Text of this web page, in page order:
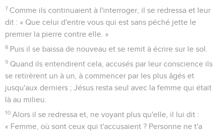
7 Comme ils continuaient à l'interroger, il se redressa et leur
dit : « Que celui d'entre vous qui est sans péché jette le
premier la pierre contre elle. »
8 Puis il se baissa de nouveau et se remit à écrire sur le sol.
9 Quand ils entendirent cela, accusés par leur conscience ils
se retirèrent un à un, à commencer par les plus âgés et
jusqu'aux derniers ; Jésus resta seul avec la femme qui était
là au milieu.
10 Alors il se redressa et, ne voyant plus qu'elle, il lui dit :
« Femme, où sont ceux qui t'accusaient ? Personne ne t'a